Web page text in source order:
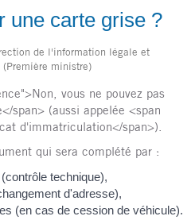
une carte grise ?
de l'information légale et
ministre)
vous ne pouvez pas
span> (aussi appelée <span
d'immatriculation</span>).
qui sera complété par :
technique),
d'adresse),
(en cas de cession de véhicule).